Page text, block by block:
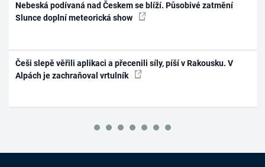
Nebeská podívaná nad Českem se blíží. Působivé zatmění
Slunce doplní meteorická show
Češi slepě věřili aplikaci a přecenili síly, píší v Rakousku. V
Alpách je zachraňoval vrtulník